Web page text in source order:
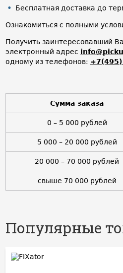
Бесплатная доставка до
Ознакомиться с полными
Получить заинтересовавший
электронный адрес
одному из телефонов:
Сумма заказа
0 – 5 000 рублей
5 000 – 20 000 рублей
20 000 – 70 000 рублей
свыше 70 000 рублей
Популярные